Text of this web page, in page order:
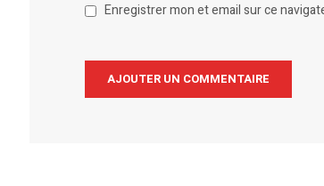
Enregistrer mon et email sur ce